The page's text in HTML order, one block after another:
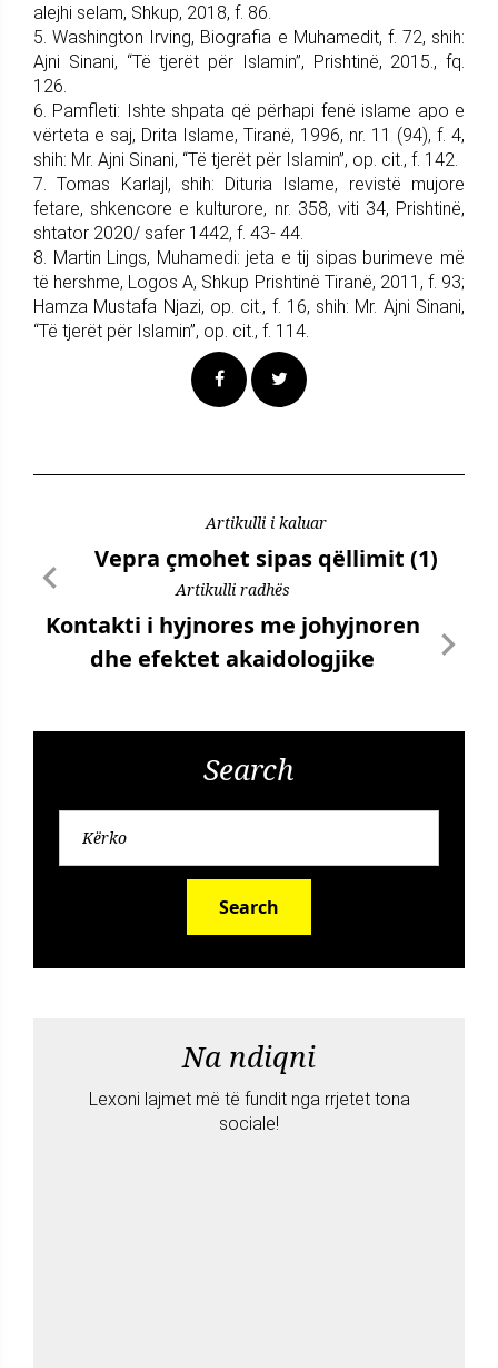
alejhi selam, Shkup, 2018, f. 86.
5. Washington Irving, Biografia e Muhamedit, f. 72, shih:
Ajni Sinani, “Të tjerët për Islamin”, Prishtinë, 2015., fq.
126.
6. Pamfleti: Ishte shpata që përhapi fenë islame apo e
vërteta e saj, Drita Islame, Tiranë, 1996, nr. 11 (94), f. 4,
shih: Mr. Ajni Sinani, “Të tjerët për Islamin”, op. cit., f. 142.
7. Tomas Karlajl, shih: Dituria Islame, revistë mujore
fetare, shkencore e kulturore, nr. 358, viti 34, Prishtinë,
shtator 2020/ safer 1442, f. 43- 44.
8. Martin Lings, Muhamedi: jeta e tij sipas burimeve më
të hershme, Logos A, Shkup Prishtinë Tiranë, 2011, f. 93;
Hamza Mustafa Njazi, op. cit., f. 16, shih: Mr. Ajni Sinani,
“Të tjerët për Islamin”, op. cit., f. 114.
Artikulli i kaluar
Vepra çmohet sipas qëllimit (1)
Artikulli radhës
Kontakti i hyjnores me johyjnoren
dhe efektet akaidologjike
Search
Search
Na ndiqni
Lexoni lajmet më të fundit nga rrjetet tona
sociale!